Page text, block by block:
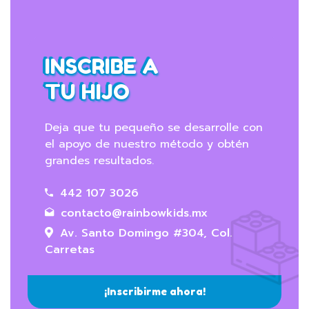
INSCRIBE A
TU HIJO
Deja que tu pequeño se desarrolle con
el apoyo de nuestro método y obtén
grandes resultados.
442 107 3026
contacto@rainbowkids.mx
Av. Santo Domingo #304, Col.
Carretas
¡Inscribirme ahora!